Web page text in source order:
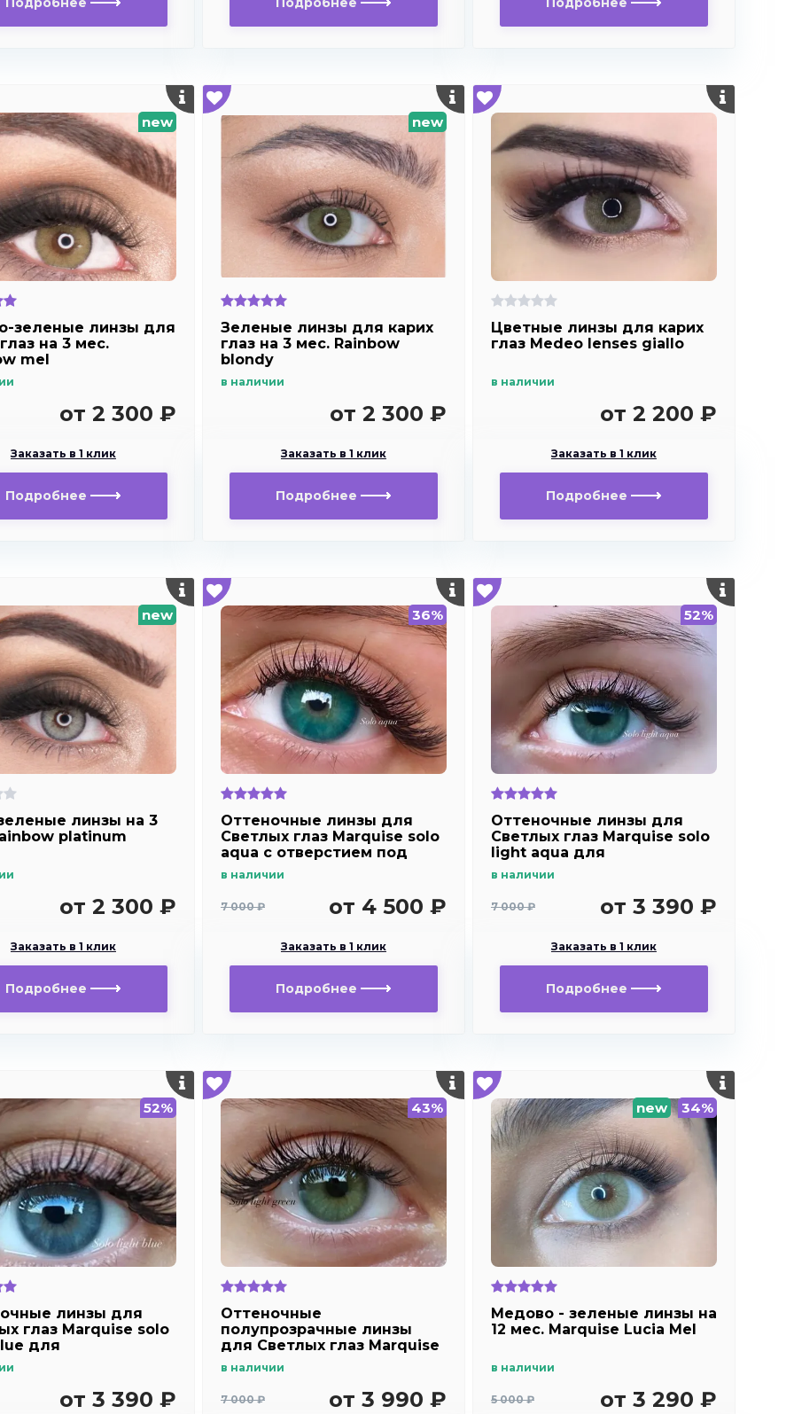
new
зеленые линзы для
на 3 мес.
mel
от 2 300 ₽
Заказать в 1 клик
Подробнее
new
Зеленые линзы для карих
глаз на 3 мес. Rainbow
blondy
в наличии
от 2 300 ₽
Заказать в 1 клик
Подробнее
Цветные линзы для карих
глаз Medeo lenses giallo
в наличии
от 2 200 ₽
Заказать в 1 клик
Подробнее
new
линзы на 3
platinum
от 2 300 ₽
Заказать в 1 клик
Подробнее
36%
Оттеночные линзы для
Светлых глаз Marquise solo
aqua с отверстием под
дальнозоркости и
близорукости
в наличии
7 000 ₽ от 4 500 ₽
Заказать в 1 клик
Подробнее
52%
Оттеночные линзы для
Светлых глаз Marquise solo
light aqua для
близорукости
в наличии
7 000 ₽ от 3 390 ₽
Заказать в 1 клик
Подробнее
52%
линзы для
глаз Marquise solo
для
от 3 390 ₽
43%
Оттеночные
полупрозрачные линзы
для Светлых глаз Marquise
дальнозоркости и
близорукости
в наличии
7 000 ₽ от 3 990 ₽
new 34%
Медово - зеленые линзы на
12 мес. Marquise Lucia Mel
в наличии
5 000 ₽ от 3 290 ₽